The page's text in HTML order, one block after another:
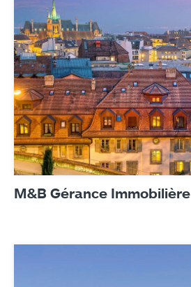
M&B Gérance Immobilière